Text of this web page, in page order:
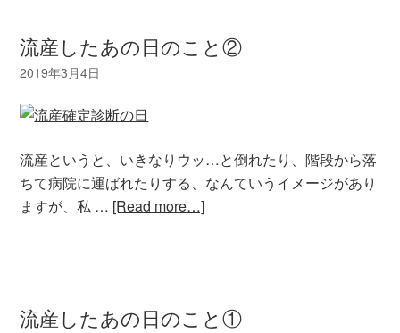
流産したあの日のこと②
流産というと、いきなりウッ…と倒れたり、階段から落
ちて病院に運ばれたりする、なんていうイメージがあり
ますが、私 … [Read more…]
流産したあの日のこと①